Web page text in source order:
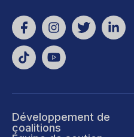
Développement de
coalitions